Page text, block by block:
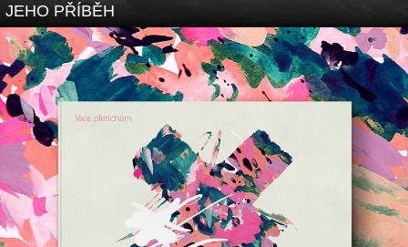
JEHO PŘÍBĚH